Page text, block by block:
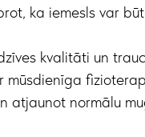
ka iemesls var
kvalitāti un
mūsdienīga
atjaunot normālu